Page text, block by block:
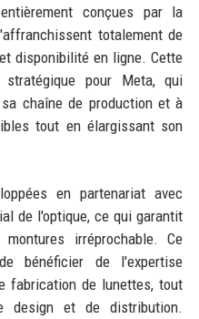
conçues par la
totalement de
disponibilité en ligne. Cette
pour Meta, qui
chaîne de production et à
tout en élargissant son
en partenariat avec
de l'optique, ce qui garantit
irréprochable. Ce
bénéficier de l'expertise
fabrication de lunettes, tout
design et de distribution.